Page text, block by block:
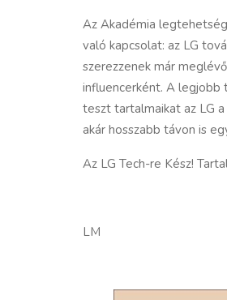
Az Akadémia
való kapcsolat: az LG
szerezzenek már
influencerként. A legjobb
teszt tartalmaikat az LG
akár hosszabb távon is
Az LG Tech-re Kész!
LM